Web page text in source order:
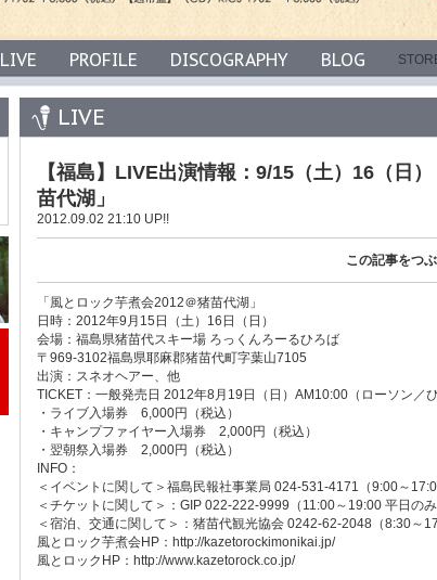
LIVE PROFILE DISCOGRAPHY BLOG
LIVE
【福島】LIVE出演情報：9/15（土）16（日
苗代湖」
2012.09.02 21:10 UP!!
この記事をつ
「風とロック芋煮会2012＠猪苗代湖」
日時：2012年9月15日（土）16日（日）
会場：福島県猪苗代スキー場 ろっくんろーるひろば
〒969-3102福島県耶麻郡猪苗代町字葉山7105
出演：スネオヘアー、他
TICKET：一般発売日 2012年8月19日（日）AM10:00（ローソン／ぴ
・ライブ入場券 6,000円（税込）
・キャンプファイヤー入場券 2,000円（税込）
・翌朝祭入場券 2,000円（税込）
INFO：
＜イベントに関して＞福島民報社事業局 024-531-4171（9:00～
＜チケットに関して＞：GIP 022-222-9999（11:00～19:00 平日のみ
＜宿泊、交通に関して＞：猪苗代観光協会 0242-62-2048（8:30～
風とロック芋煮会HP： http://kazetorockimonikai.jp/
風とロックHP： http://www.kazetorock.co.jp/